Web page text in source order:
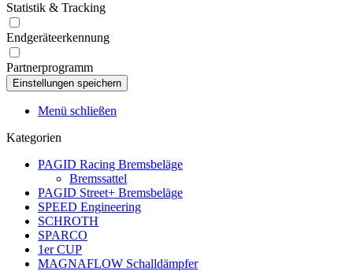
Statistik & Tracking
Endgeräteerkennung
Partnerprogramm
Menü schließen
Kategorien
PAGID Racing Bremsbeläge
Bremssattel
PAGID Street+ Bremsbeläge
SPEED Engineering
SCHROTH
SPARCO
1er CUP
MAGNAFLOW Schalldämpfer